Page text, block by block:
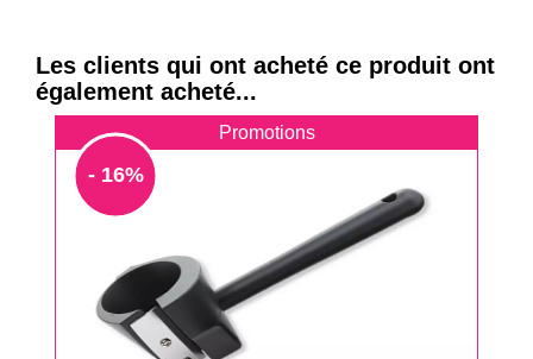
Les clients qui ont acheté ce produit ont
également acheté...
Promotions
- 16%